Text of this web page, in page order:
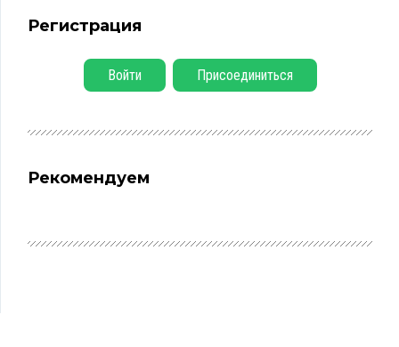
Регистрация
Войти Присоединиться
Рекомендуем